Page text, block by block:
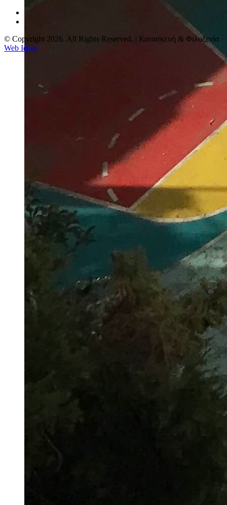
© Copyright 2026. All Rights Reserved. | Κατασκευή & Φιλοξενία
Web Ideas